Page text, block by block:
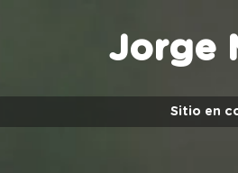
Jorge
Sitio en